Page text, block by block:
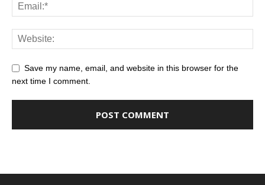
Save my name, email, and website in this browser for the
next time I comment.